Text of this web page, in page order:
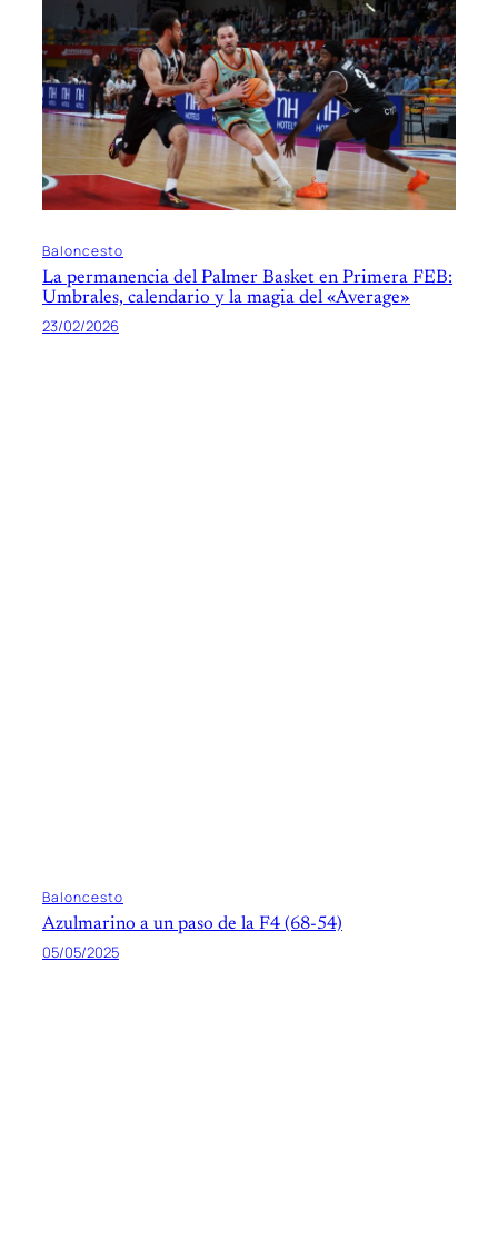
Baloncesto
La permanencia del Palmer Basket en Primera FEB:
Umbrales, calendario y la magia del «Average»
23/02/2026
Baloncesto
Azulmarino a un paso de la F4 (68-54)
05/05/2025